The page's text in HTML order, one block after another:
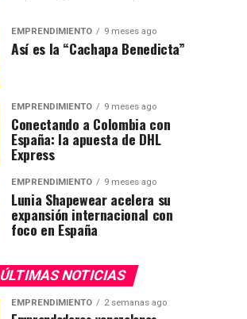
EMPRENDIMIENTO 9 meses ago
Así es la “Cachapa Benedicta”
EMPRENDIMIENTO 9 meses ago
Conectando a Colombia con
España: la apuesta de DHL
Express
EMPRENDIMIENTO 9 meses ago
Lunia Shapewear acelera su
expansión internacional con
foco en España
ÚLTIMAS NOTICIAS
EMPRENDIMIENTO 2 semanas ago